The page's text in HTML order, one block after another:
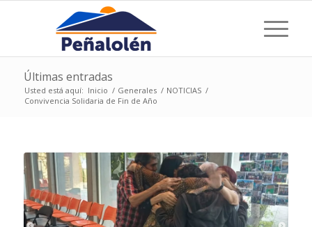
Últimas entradas
Usted está aquí: Inicio / Generales / NOTICIAS /
Convivencia Solidaria de Fin de Año